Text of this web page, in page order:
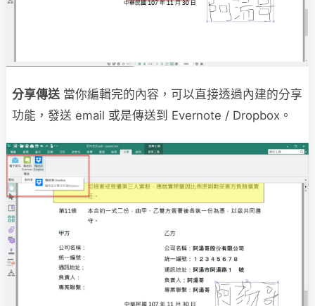
分享傳送 當你編輯完的內容，可以直接透過內建的分享
功能，發送 email 或是傳送到 Evernote / Dropbox。